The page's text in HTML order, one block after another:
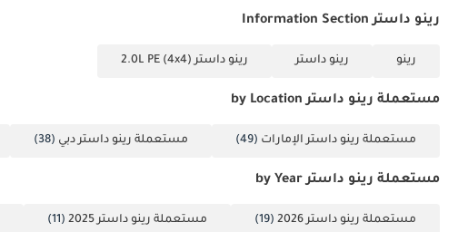
رينو داستر Information Section
رينو رينو داستر رينو داستر 2.0L PE (4x4)
مستعملة رينو داستر by Location
مستعملة رينو داستر الإمارات (49) مستعملة رينو داستر دبي (38)
مستعملة رينو داستر by Year
مستعملة رينو داستر 2026 (19) مستعملة رينو داستر 2025 (11)